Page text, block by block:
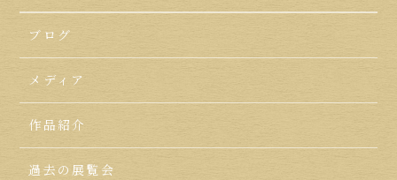
ブログ
メディア
作品紹介
過去の展覧会